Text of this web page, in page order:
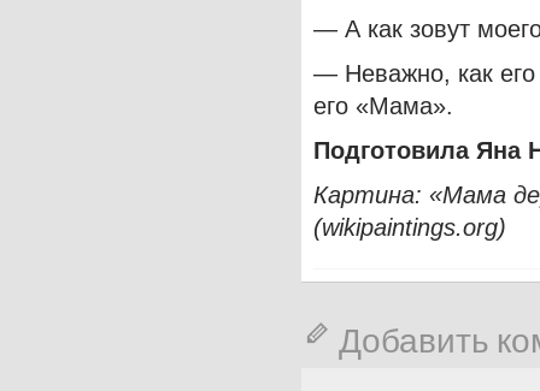
— А как зовут
— Неважно, как его
его «Мама».
Подготовила Яна
Картина: «Мама
(wikipaintings.org)
Добавить